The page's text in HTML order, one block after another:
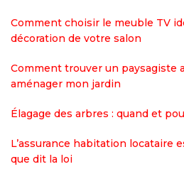
Comment choisir le meuble TV
décoration de votre salon
Comment trouver un paysagiste
aménager mon jardin
Élagage des arbres : quand et
L’assurance habitation locataire
que dit la loi